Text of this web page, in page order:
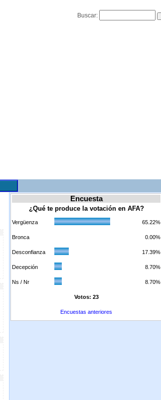
Buscar:
Encuesta
¿Qué te produce la votación en AFA?
Vergüenza 65.22%
Bronca 0.00%
Desconfianza 17.39%
Decepción 8.70%
Ns / Nr 8.70%
Votos: 23
Encuestas anteriores